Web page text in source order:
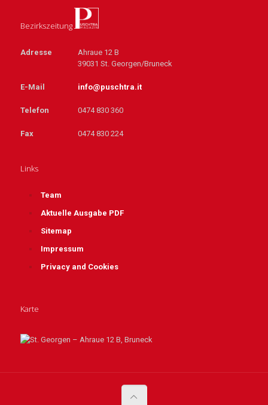
Bezirkszeitung
Adresse
Ahraue 12 B
39031 St. Georgen/Bruneck
E-Mail info@puschtra.it
Telefon 0474 830 360
Fax 0474 830 224
Links
Team
Aktuelle Ausgabe PDF
Sitemap
Impressum
Privacy and Cookies
Karte